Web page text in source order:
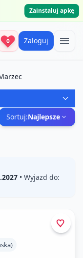
Zainstaluj apkę
0 Zaloguj
Sortuj:Najlepsze
• Wyjazd do: